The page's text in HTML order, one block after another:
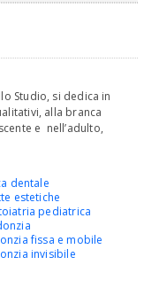
Studio, si dedica in
alla branca
e nell’adulto,
dentale
estetiche
pediatrica
fissa e mobile
invisibile